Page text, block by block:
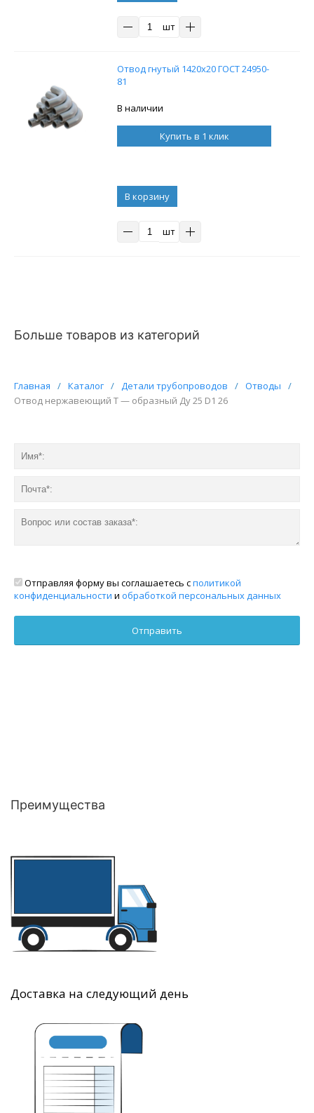
шт
Отвод гнутый 1420х20 ГОСТ 24950-
81
В наличии
Купить в 1 клик
В корзину
шт
Больше товаров из категорий
Главная / Каталог / Детали трубопроводов / Отводы
/
Отвод нержавеющий Т — образный Ду 25 D1 26
Отправляя форму вы соглашаетесь сполитикой
конфиденциальности и обработкой персональных данных
Преимущества
Доставка на следующий день